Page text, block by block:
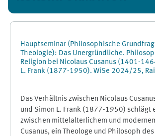
Hauptseminar (Philosophische
Theologie): Das Unergründliche.
Religion bei Nicolaus Cusanus (1401-
L. Frank (1877-1950). WiSe 2024/25,
Das Verhältnis zwischen Nicolaus
und Simon L. Frank (1877-1950) schlägt
zwischen mittelalterlichem und
Cusanus, ein Theologe und Philosoph